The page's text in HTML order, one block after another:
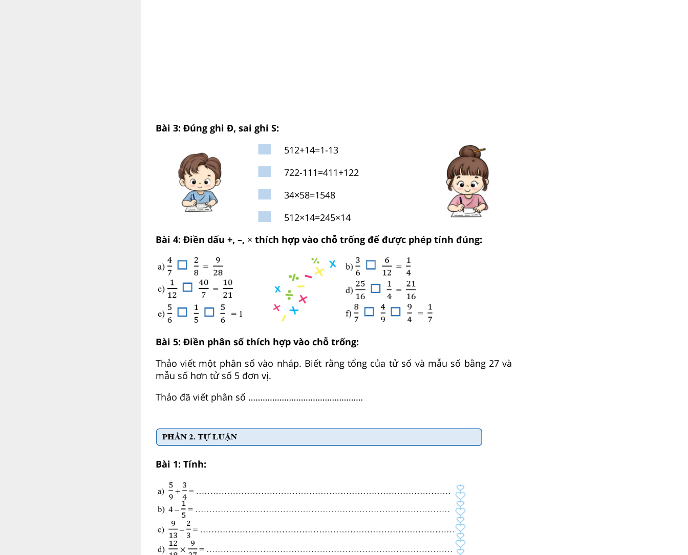
Bài 3: Đúng ghi Đ, sai ghi S:
512+14=1-13
722-111=411+122
34×58=1548
512×14=245×14
Bài 4: Điền dấu +, –, × thích hợp vào chỗ trống để được phép tính đúng:
Bài 5: Điền phân số thích hợp vào chỗ trống:
Thảo viết một phân số vào nháp. Biết rằng tổng của tử số và mẫu số bằng 27 và
mẫu số hơn tử số 5 đơn vị.
Thảo đã viết phân số …………………………………………
Bài 1: Tính: